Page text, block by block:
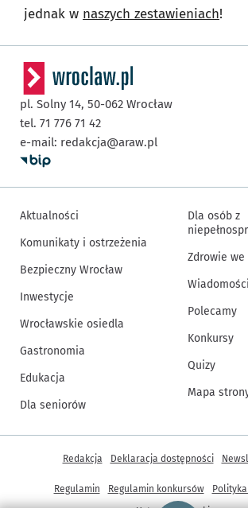
jednak w naszych zestawieniach!
pl. Solny 14, 50-062 Wrocław
tel. 71 776 71 42
e-mail: redakcja@araw.pl
Aktualności
Komunikaty i ostrzeżenia
Bezpieczny Wrocław
Inwestycje
Wrocławskie osiedla
Gastronomia
Edukacja
Dla seniorów
Dla osób z
Zdrowie we
Polecamy
Konkursy
Quizy
Mapa
Inne informacje
Redakcja Deklaracja dostępności
Regulamin Regulamin konkursów